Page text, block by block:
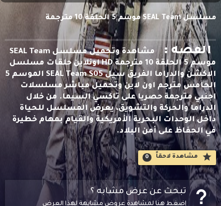
مسلسل SEAL Team موسم 5 الحلقة 10 مترجمة
القصه :
مشاهدة وتحميل مسلسل SEAL Team
موسم 5 الحلقة 10 مترجمة HD اونلاين حلقات مسلسل
الاكشن والدراما الفريق سيل SEAL Team S05 الموسم 5
الحامس مترجم اون لاين وتحميل مباشر مسلسلات
اجنبي مترجمة حصريا على تاكسي السيما. من خلال
الدراما والحركة والتشويق، يعرض المسلسل للحياة
داخل الوحدات البحرية الأمريكية والقيام بمهام خطيرة
في الحفاظ على أمن البلاد.
مشاهدة لاحقاََ 0
تبحث عن عرض مشابه ؟
إضغط هنا لمشاهدة عروض مشابهة لهذا العرض